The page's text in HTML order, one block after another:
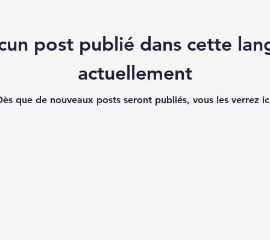
post publié dans cette
actuellement
que de nouveaux posts seront publiés, vous les verrez